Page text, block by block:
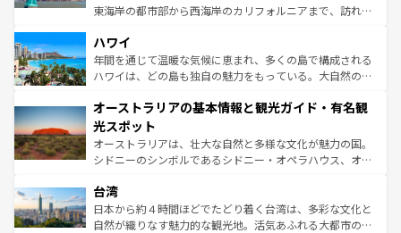
者向けの交通パス提供のサービスもあり、うまく活用すれ
着のスイス情報は
東海岸の都市部から西海岸のカリフォルニアまで、訪れる
のような巨大都市は、観光、ショッピング、エンターテイ
ンメントが詰まった刺激的なスポットだ。一方、アメリカ
西部には大自然が広がり、グランドキャニオンやイエロー
部のニューオーリンズでは、音楽と美食が融合した独特の
文化が魅力。旅行者はアメリカの各地域で異なる魅力を楽
しみながら、その多様性と豊かな歴史を感じることができ
るだろう。車でのロードトリップや列車の旅も、アメリカ
情報は
ハワイ
年間を通じて温暖な気候に恵まれ、多くの島で構成される
ハワイは、どの島も独自の魅力をもっている。大自然の神
ワイ島は見逃せない。また、定番の観光地といえばオアフ
島だが、静かな自然を求めるならマウイ島やカウアイ島が
おすすめ。エメラルドグリーンに輝く海をはじめ、豊かな
文化や歴史が息づいている。「アロハスピリット」と呼ば
人々、おいしいローカルフードやハワイアンミュージッ
ク、伝統的なフラダンスなど、すべてがハワイの魅力を彩
っている。訪れるたびに新しい発見と感動が待っているハ
オーストラリアの基本情報と観光ガイド・有名観
光スポット
オーストラリアは、壮大な自然と多様な文化が魅力の国。
シドニーのシンボルであるシドニー・オペラハウス、オー
リアリーフや大陸中央部にそびえるウルル（エアーズロッ
ク）、タスマニアの美しい原生林やケアンズの熱帯雨林な
ど、見どころがたくさん。また、カフェやワイン、オージ
台湾
日本から約４時間ほどでたどり着く台湾は、多彩な文化と
自然が織りなす魅力的な観光地。活気あふれる大都市の台